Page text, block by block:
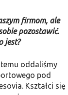
firmom, ale
pozostawić.
jest?
oddaliśmy
pod
Kształci się